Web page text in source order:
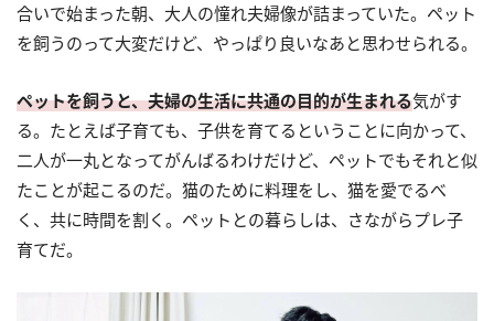
合いで始まった朝、大人の憧れ夫婦像が詰まっていた。ペット
を飼うのって大変だけど、やっぱり良いなあと思わせられる。
ペットを飼うと、夫婦の生活に共通の目的が生まれる気がす
る。たとえば子育ても、子供を育てるということに向かって、
二人が一丸となってがんばるわけだけど、ペットでもそれと似
たことが起こるのだ。猫のために料理をし、猫を愛でるべ
く、共に時間を割く。ペットとの暮らしは、さながらプレ子
育てだ。